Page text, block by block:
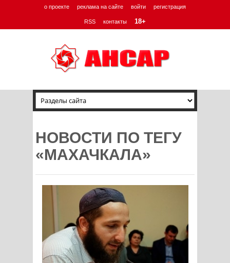
о проекте реклама на сайте войти регистрация
RSS контакты 18+
НОВОСТИ ПО ТЕГУ
«МАХАЧКАЛА»